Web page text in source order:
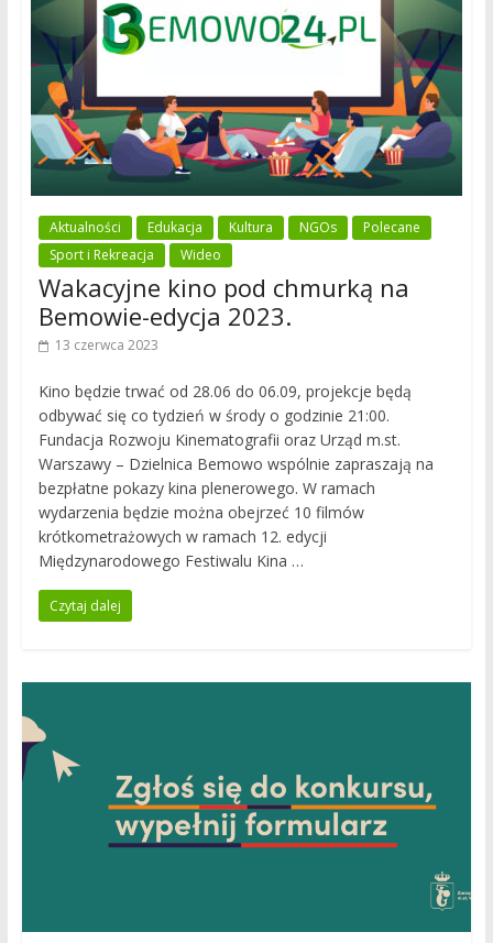
Aktualności Edukacja Kultura NGOs
Polecane
Sport i Rekreacja
Wideo
Wakacyjne kino pod chmurką na
Bemowie-edycja 2023.
13 czerwca 2023
Kino będzie trwać od 28.06 do 06.09, projekcje będą
odbywać się co tydzień w środy o godzinie 21:00.
Fundacja Rozwoju Kinematografii oraz Urząd m.st.
Warszawy – Dzielnica Bemowo wspólnie zapraszają na
bezpłatne pokazy kina plenerowego. W ramach
wydarzenia będzie można obejrzeć 10 filmów
krótkometrażowych w ramach 12. edycji
Międzynarodowego Festiwalu Kina …
Czytaj dalej